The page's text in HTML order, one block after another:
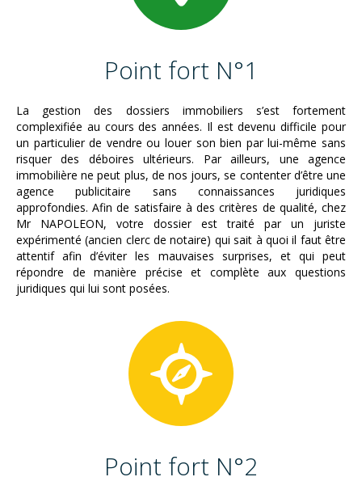
Point fort N°1
La gestion des dossiers immobiliers s’est fortement
complexifiée au cours des années. Il est devenu difficile pour
un particulier de vendre ou louer son bien par lui-même sans
risquer des déboires ultérieurs. Par ailleurs, une agence
immobilière ne peut plus, de nos jours, se contenter d’être une
agence publicitaire sans connaissances juridiques
approfondies. Afin de satisfaire à des critères de qualité, chez
Mr NAPOLEON, votre dossier est traité par un juriste
expérimenté (ancien clerc de notaire) qui sait à quoi il faut être
attentif afin d’éviter les mauvaises surprises, et qui peut
répondre de manière précise et complète aux questions
juridiques qui lui sont posées.
Point fort N°2